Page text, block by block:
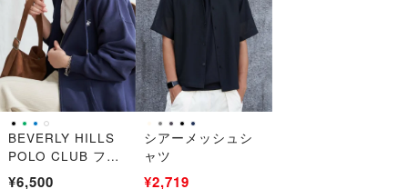
BEVERLY HILLS
POLO CLUB フル
ジップパーカー
¥6,500
シアーメッシュシ
ャツ
¥3,900
¥2,719